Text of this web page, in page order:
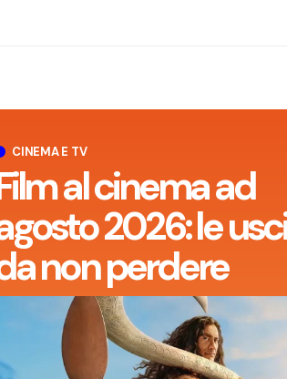
CINEMA E TV
al cinema ad
2026: le
non perdere